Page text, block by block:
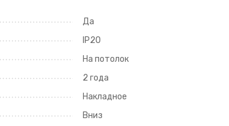
Да
IP20
На потолок
2 года
Накладное
Вниз